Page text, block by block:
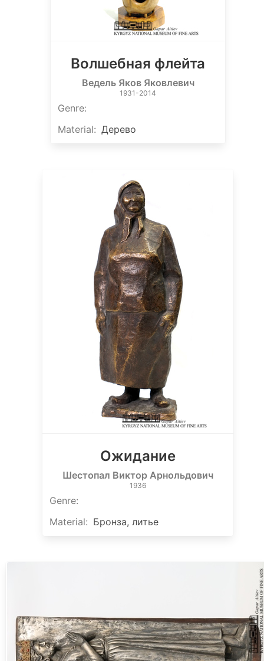
Волшебная флейта
Ведель Яков Яковлевич
1931-2014
Genre:
Material: Дерево
Ожидание
Шестопал Виктор Арнольдович
1936
Genre:
Material: Бронза, литье